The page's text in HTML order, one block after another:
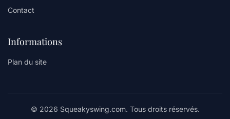
Contact
Informations
Plan du site
© 2026 Squeakyswing.com. Tous droits réservés.